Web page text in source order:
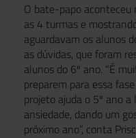
O bate-papo aconteceu
as 4 turmas e
aguardavam os alunos
as dúvidas, que foram
alunos do 6º ano. “É
preparem para essa
projeto ajuda o 5º ano
ansiedade, dando um
próximo ano”, conta